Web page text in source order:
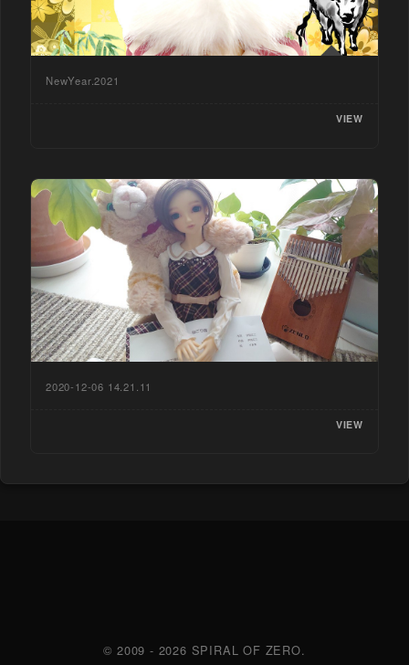
NewYear.2021
VIEW
2020-12-06 14.21.11
VIEW
© 2009 - 2026 SPIRAL OF ZERO.